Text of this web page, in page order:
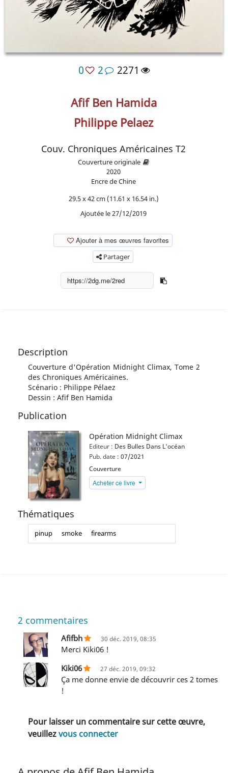
0 2 2271
Afif Ben Hamida
Philippe Pelaez
Couv. Chroniques Américaines T2
Couverture originale
2020
Encre de Chine
29.5 x 42 cm (11.61 x 16.54 in.)
Ajoutée le 27/12/2019
Ajouter à mes œuvres favorites
Partager
Description
Couverture d'Opération Midnight Climax, Tome 2
des Chroniques Américaines.
Scénario : Philippe Pélaez
Dessin : Afif Ben Hamida
Publication
Opération Midnight Climax
Editeur : Des Bulles Dans L'océan
Pub. date : 07/2021
Couverture
Acheter ce livre
Thématiques
pinup smoke firearms
2 commentaires
Afifbh 30 déc. 2019, 08:35
Merci Kiki06 !
Kiki06
27 déc. 2019, 09:32
Ça me donne envie de découvrir ces 2 tomes
!
Pour laisser un commentaire sur cette œuvre,
veuillezvous connecter